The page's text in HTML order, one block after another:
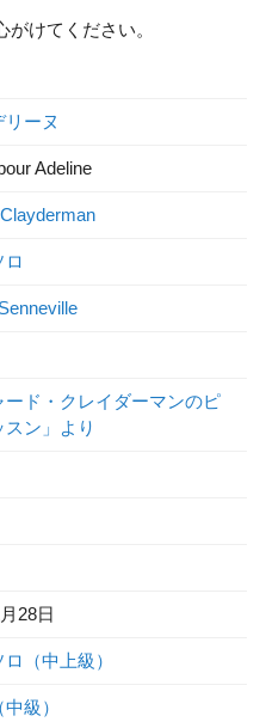
けてください。
ーヌ
Adeline
ロ
ード・クレイダーマンのピ
スン」より
28日
（中上級）
級）